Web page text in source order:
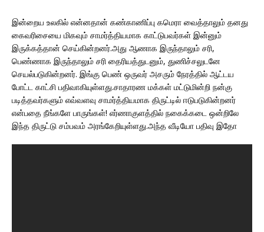
இன்றைய உலகில் என்னதான் கண்காணிப்பு கமெரா வைத்தாலும் தனது
கைவரிசையை மிகவும் சாமர்த்தியமாக காட்டுபவர்கள் இன்னும்
இருக்கத்தான் செய்கின்றனர்.அது ஆணாக இருந்தாலும் சரி,
பெண்ணாக இருந்தாலும் சரி தைரியத்துடனும், துணிச்சலுடனே
செயல்படுகின்றனர். இங்கு பெண் ஒருவர் அசரும் நேரத்தில் ஆட்டய
போட்ட காட்சி பதிவாகியுள்ளது.சாதாரண மக்கள் மட்டுமின்றி நன்கு
படித்தவர்களும் எவ்வளவு சாமர்த்தியமாக திருட்டில் ஈடுபடுகின்றனர்
என்பதை நீங்களே பாருங்கள்! எர்ணாகுளத்தில் நகைக்கடை ஒன்றிலே
இந்த திருட்டு சம்பவம் அரங்கேறியுள்ளது.அந்த வீடியோ பதிவு இதோ